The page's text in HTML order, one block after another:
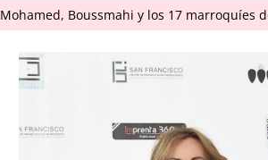
Mohamed, Boussmahi y los 17 marroquíes